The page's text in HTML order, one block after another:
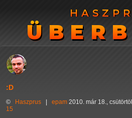
:D
© Haszprus epam 2010. már 18.,
15